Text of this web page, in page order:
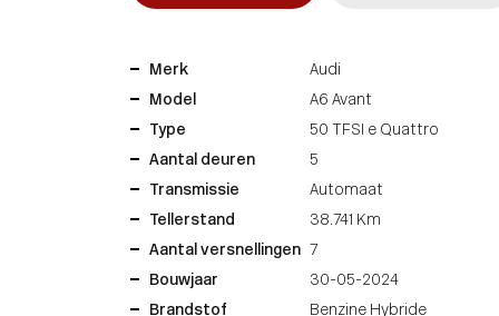
Merk
Audi
Model
A6 Avant
Type
50 TFSI e Quattro
Aantal deuren
5
Transmissie
Automaat
Tellerstand
38.741 Km
Aantal versnellingen
7
Bouwjaar
30-05-2024
Brandstof
Benzine Hybride